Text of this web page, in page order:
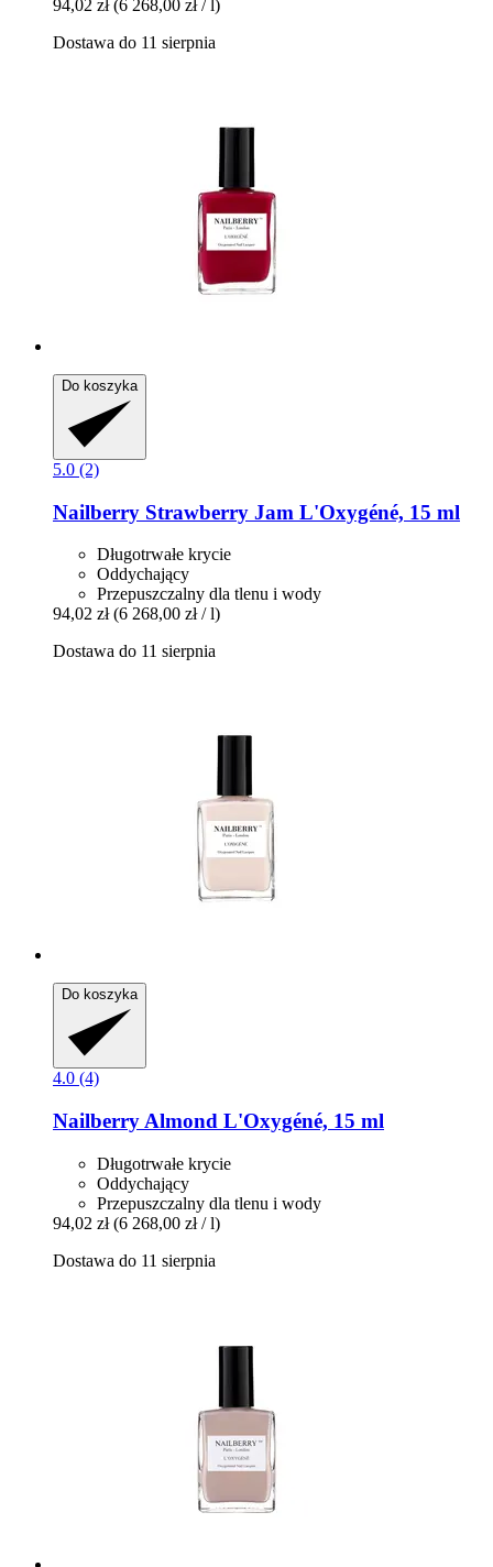
94,02 zł (6 268,00 zł / l)
Dostawa do 11 sierpnia
Do koszyka
5.0 (2)
Nailberry Strawberry Jam L'Oxygéné, 15 ml
Długotrwałe krycie
Oddychający
Przepuszczalny dla tlenu i wody
94,02 zł (6 268,00 zł / l)
Dostawa do 11 sierpnia
Do koszyka
4.0 (4)
Nailberry Almond L'Oxygéné, 15 ml
Długotrwałe krycie
Oddychający
Przepuszczalny dla tlenu i wody
94,02 zł (6 268,00 zł / l)
Dostawa do 11 sierpnia